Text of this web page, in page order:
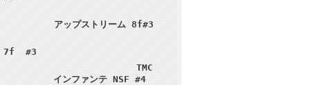
アップストリーム 8f#3
7f #3
TMC
インファンテ NSF #4